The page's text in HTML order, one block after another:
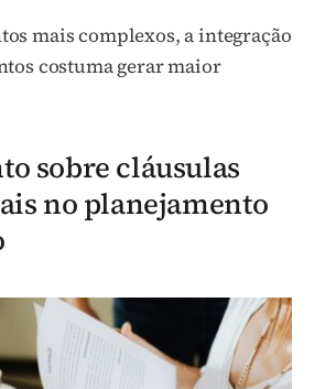
mais complexos, a integração
costuma gerar maior
sobre cláusulas
no planejamento